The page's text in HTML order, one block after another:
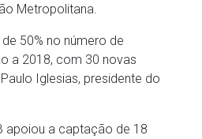
Metropolitana.
50% no número de
a 2018, com 30 novas
Iglesias, presidente do
apoiou a captação de 18